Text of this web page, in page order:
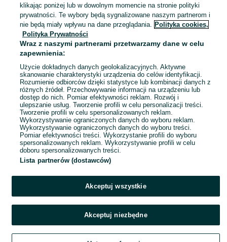
Borne Sulinowo
15 lipca 2026
Borne Sulinowo , przewodnik
42 zł
Borne Sulinowo
10 lipca 2026
klikając poniżej lub w dowolnym momencie na stronie polityki
prywatności. Te wybory będą sygnalizowane naszym partnerom i
nie będą miały wpływu na dane przeglądania. Polityka cookies,
Polityka Prywatności
Wraz z naszymi partnerami przetwarzamy dane w celu
zapewnienia:
Użycie dokładnych danych geolokalizacyjnych. Aktywne
skanowanie charakterystyki urządzenia do celów identyfikacji.
Rozumienie odbiorców dzięki statystyce lub kombinacji danych z
różnych źródeł. Przechowywanie informacji na urządzeniu lub
dostęp do nich. Pomiar efektywności reklam. Rozwój i
ulepszanie usług. Tworzenie profili w celu personalizacji treści.
Tworzenie profili w celu spersonalizowanych reklam.
Wykorzystywanie ograniczonych danych do wyboru reklam.
Wykorzystywanie ograniczonych danych do wyboru treści.
Pomiar efektywności treści. Wykorzystanie profili do wyboru
spersonalizowanych reklam. Wykorzystywanie profili w celu
doboru spersonalizowanych treści.
Lista partnerów (dostawców)
Akceptuj wszystkie
Akceptuj niezbędne